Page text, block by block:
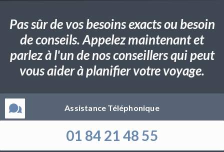
Pas sûr de vos besoins exacts ou besoin
de conseils. Appelez maintenant et
parlez à l'un de nos conseillers qui peut
vous aider à planifier votre voyage.
Assistance Téléphonique
01 84 21 48 55